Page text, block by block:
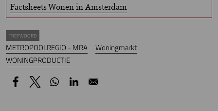
Factsheets Wonen in Amsterdam
TREFWOORD
METROPOOLREGIO - MRA
Woningmarkt
WONINGPRODUCTIE